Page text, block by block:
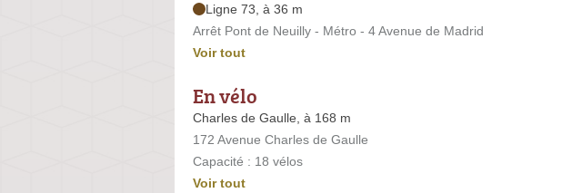
Ligne 73, à 36 m
Arrêt Pont de Neuilly - Métro - 4 Avenue de Madrid
Voir tout
En vélo
Charles de Gaulle, à 168 m
172 Avenue Charles de Gaulle
Capacité : 18 vélos
Voir tout